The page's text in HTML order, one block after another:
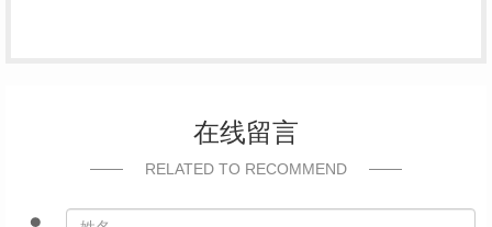
在线留言
RELATED TO RECOMMEND